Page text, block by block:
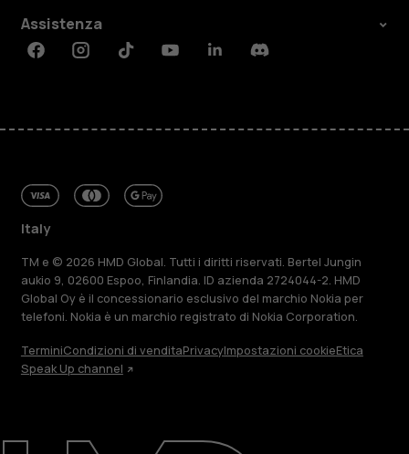
Ripara, riutilizza, ricicla
Assistenza
FacebookInstagramTiktokYoutubeLinkedinDiscord
Italy
TM e © 2026 HMD Global. Tutti i diritti riservati. Bertel Jungin
aukio 9, 02600 Espoo, Finlandia. ID azienda 2724044-2. HMD
Global Oy è il concessionario esclusivo del marchio Nokia per
telefoni. Nokia è un marchio registrato di Nokia Corporation.
TerminiCondizioni di venditaPrivacyImpostazioni cookieEtica
Speak Up channel